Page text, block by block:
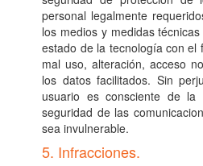
personal legalmente
los medios y medidas
estado de la tecnología con el
mal uso, alteración, acceso
los datos facilitados. Sin
usuario es consciente de
seguridad de las
sea invulnerable.
5. Infracciones.